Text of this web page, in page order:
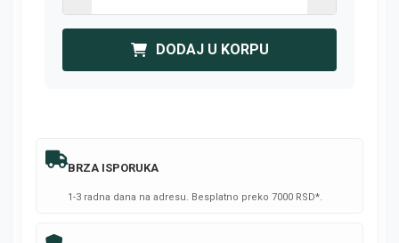
DODAJ U KORPU
BRZA ISPORUKA
1-3 radna dana na adresu. Besplatno preko 7000 RSD*.